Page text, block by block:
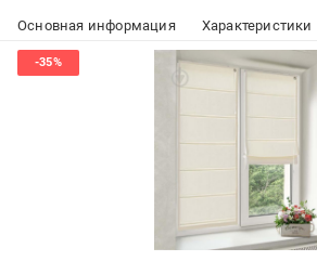
Основная информация Характеристики